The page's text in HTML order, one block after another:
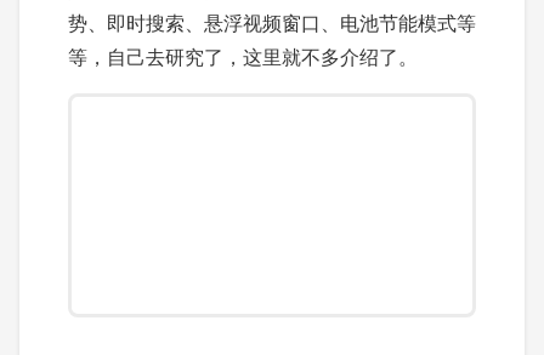
势、即时搜索、悬浮视频窗口、电池节能模式等
等，自己去研究了，这里就不多介绍了。